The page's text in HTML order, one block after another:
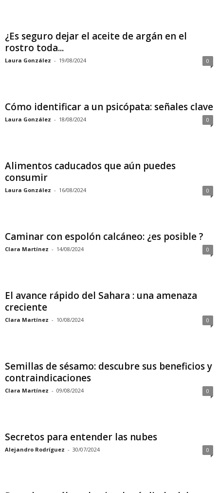
¿Es seguro dejar el aceite de argán en el
rostro toda...
Laura González - 19/08/2024 0
Cómo identificar a un psicópata: señales clave
Laura González - 18/08/2024 0
Alimentos caducados que aún puedes
consumir
Laura González - 16/08/2024 0
Caminar con espolón calcáneo: ¿es posible ?
Clara Martínez - 14/08/2024 0
El avance rápido del Sahara : una amenaza
creciente
Clara Martínez - 10/08/2024 0
Semillas de sésamo: descubre sus beneficios y
contraindicaciones
Clara Martínez - 09/08/2024 0
Secretos para entender las nubes
Alejandro Rodríguez - 30/07/2024 0